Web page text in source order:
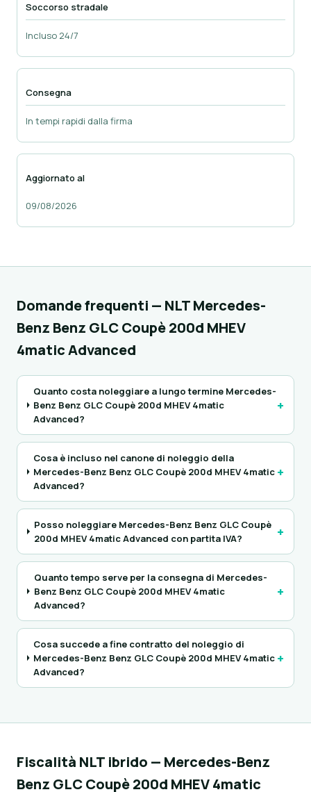
Soccorso stradale
Incluso 24/7
Consegna
In tempi rapidi dalla firma
Aggiornato al
09/08/2026
Domande frequenti — NLT Mercedes-
Benz Benz GLC Coupè 200d MHEV
4matic Advanced
Quanto costa noleggiare a lungo termine Mercedes-
Benz Benz GLC Coupè 200d MHEV 4matic
Advanced?
+
Cosa è incluso nel canone di noleggio della
Mercedes-Benz Benz GLC Coupè 200d MHEV 4matic
Advanced?
+
Posso noleggiare Mercedes-Benz Benz GLC Coupè
200d MHEV 4matic Advanced con partita IVA?
+
Quanto tempo serve per la consegna di Mercedes-
Benz Benz GLC Coupè 200d MHEV 4matic
Advanced?
+
Cosa succede a fine contratto del noleggio di
Mercedes-Benz Benz GLC Coupè 200d MHEV 4matic
Advanced?
+
Fiscalità NLT ibrido — Mercedes-Benz
Benz GLC Coupè 200d MHEV 4matic